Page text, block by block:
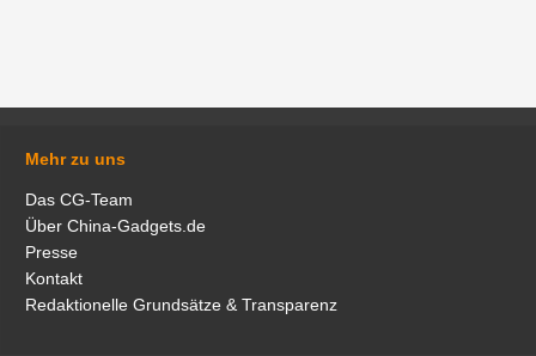
Mehr zu uns
Das CG-Team
Über China-Gadgets.de
Presse
Kontakt
Redaktionelle Grundsätze & Transparenz